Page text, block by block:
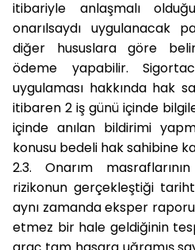
itibariyle anlaşmalı
onarılsaydı uygulanacak
diğer hususlara göre
ödeme yapabilir.
uygulaması hakkında hak
itibaren 2 iş günü içinde
içinde anılan bildirimi
konusu bedeli hak sahibine
2.3. Onarım
rizikonun gerçekleştiği
aynı zamanda eksper
etmez bir hale geldiğinin